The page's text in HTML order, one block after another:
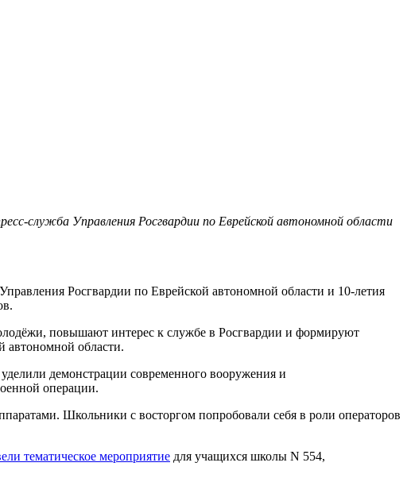
служба Управления Росгвардии по Еврейской автономной области
Росгвардии по Еврейской автономной области и 10-летия
повышают интерес к службе в Росгвардии и формируют
автономной области.
демонстрации современного вооружения и
операции.
Школьники с восторгом попробовали себя в роли операторов
тематическое мероприятие для учащихся школы N 554,